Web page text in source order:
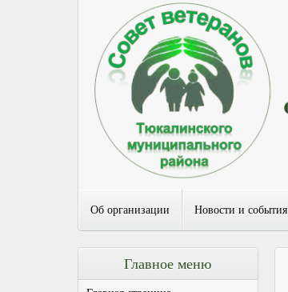
Об организации Новости и события
Главное меню